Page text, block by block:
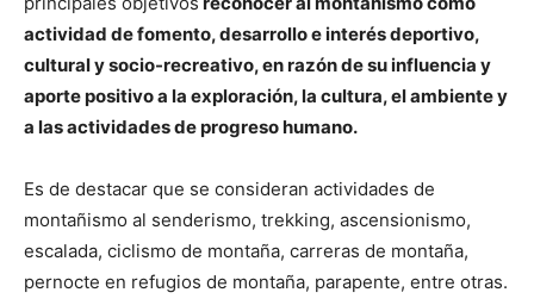
actividad de fomento, desarrollo e interés deportivo,
cultural y socio-recreativo, en razón de su influencia y
aporte positivo a la exploración, la cultura, el ambiente y
a las actividades de progreso humano.
Es de destacar que se consideran actividades de
montañismo al senderismo, trekking, ascensionismo,
escalada, ciclismo de montaña, carreras de montaña,
pernocte en refugios de montaña, parapente, entre otras.